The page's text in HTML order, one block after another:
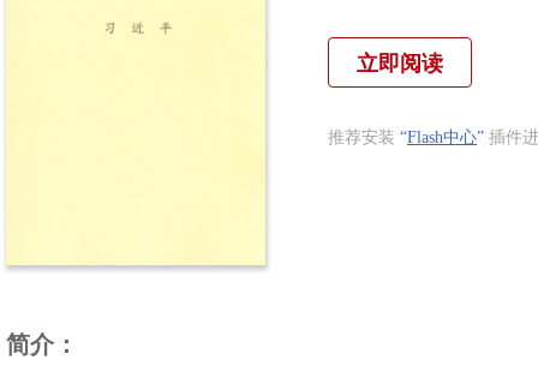
立即阅读
推荐安装 “Flash中心” 插件
简介：